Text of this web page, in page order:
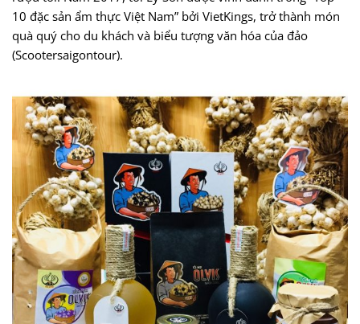
10 đặc sản ẩm thực Việt Nam” bởi VietKings, trở thành món
quà quý cho du khách và biểu tượng văn hóa của đảo
(Scootersaigontour).